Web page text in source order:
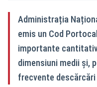
Administrația
emis un Cod
importante
dimensiuni medii și,
frecvente